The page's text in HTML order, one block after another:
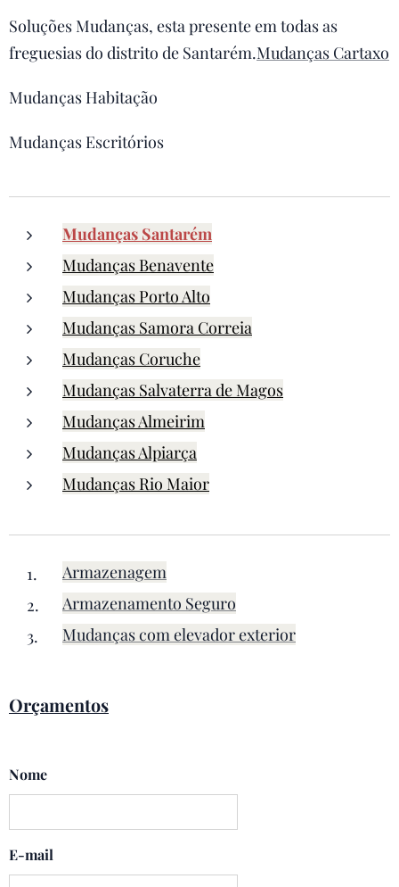
Soluções Mudanças, esta presente em todas as
freguesias do distrito de Santarém.Mudanças Cartaxo
Mudanças Habitação
Mudanças Escritórios
Mudanças Santarém
Mudanças Benavente
Mudanças Porto Alto
Mudanças Samora Correia
Mudanças Coruche
Mudanças Salvaterra de Magos
Mudanças Almeirim
Mudanças Alpiarça
Mudanças Rio Maior
Armazenagem
Armazenamento Seguro
Mudanças com elevador exterior
Orçamentos
Nome
E-mail